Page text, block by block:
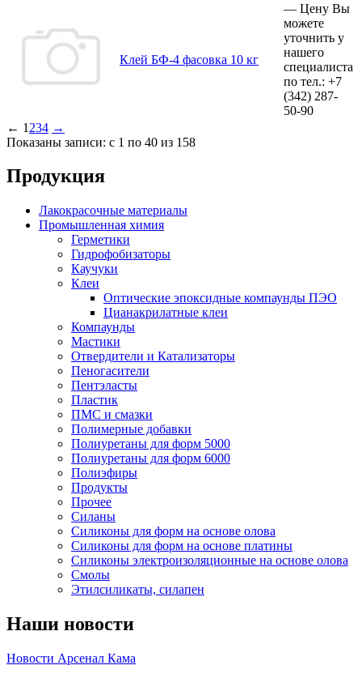
Клей БФ-4 фасовка 10 кг
— Цену Вы
можете
уточнить у
нашего
специалиста
по тел.: +7
(342) 287-
50-90
← 1 234 →
Показаны записи: с 1 по 40 из 158
Продукция
Лакокрасочные материалы
Промышленная химия
Герметики
Гидрофобизаторы
Каучуки
Клеи
Оптические эпоксидные компаунды ПЭО
Цианакрилатные клеи
Компаунды
Мастики
Отвердители и Катализаторы
Пеногасители
Пентэласты
Пластик
ПМС и смазки
Полимерные добавки
Полиуретаны для форм 5000
Полиуретаны для форм 6000
Полиэфиры
Продукты
Прочее
Силаны
Силиконы для форм на основе олова
Силиконы для форм на основе платины
Силиконы электроизоляционные на основе олова
Смолы
Этилсиликаты, силапен
Наши новости
Новости Арсенал Кама